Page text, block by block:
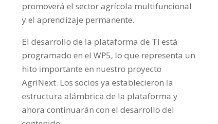
promoverá el sector agrícola multifuncional
y el aprendizaje permanente.
El desarrollo de la plataforma de TI está
programado en el WP5, lo que representa un
hito importante en nuestro proyecto
AgriNext. Los socios ya establecieron la
estructura alámbrica de la plataforma y
ahora continuarán con el desarrollo del